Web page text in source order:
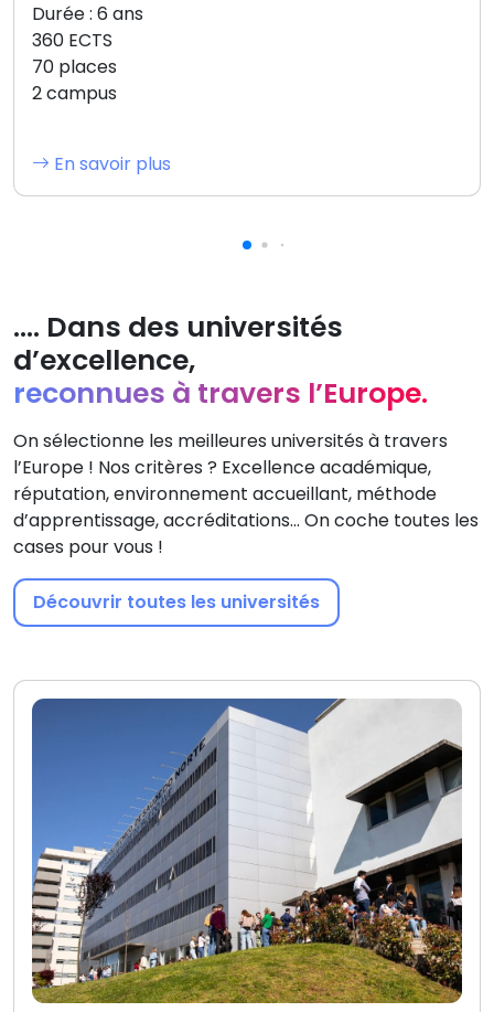
Durée : 6 ans
360 ECTS
70 places
2 campus
En savoir plus
.... Dans des universités
d’excellence,
reconnues à travers l’Europe.
On sélectionne les meilleures universités à travers
l’Europe ! Nos critères ? Excellence académique,
réputation, environnement accueillant, méthode
d’apprentissage, accréditations... On coche toutes les
cases pour vous !
Découvrir toutes les universités